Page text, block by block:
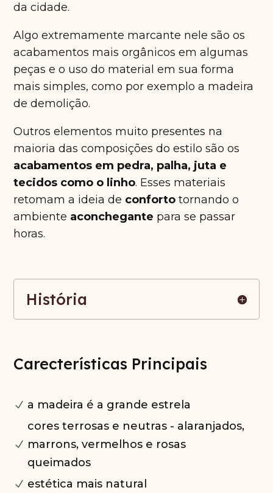
da cidade.
Algo extremamente marcante nele são os
acabamentos mais orgânicos em algumas
peças e o uso do material em sua forma
mais simples, como por exemplo a madeira
de demolição.
Outros elementos muito presentes na
maioria das composições do estilo são os
acabamentos em pedra, palha, juta e
tecidos como o linho. Esses materiais
retomam a ideia de conforto tornando o
ambiente aconchegante para se passar
horas.
História
Carecterísticas Principais
N a madeira é a grande estrela
N
cores terrosas e neutras - alaranjados,
marrons, vermelhos e rosas
queimados
N estética mais natural